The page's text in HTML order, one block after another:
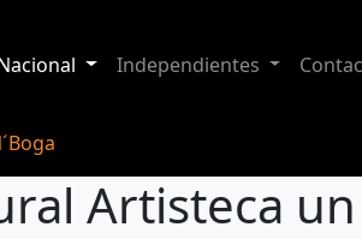
Independientes
Artisteca